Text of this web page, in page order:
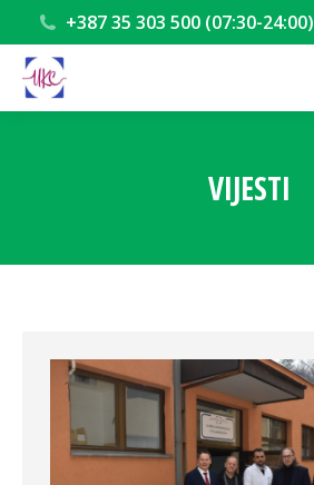
+387 35 303 500 (07:30-24:00)
VIJESTI